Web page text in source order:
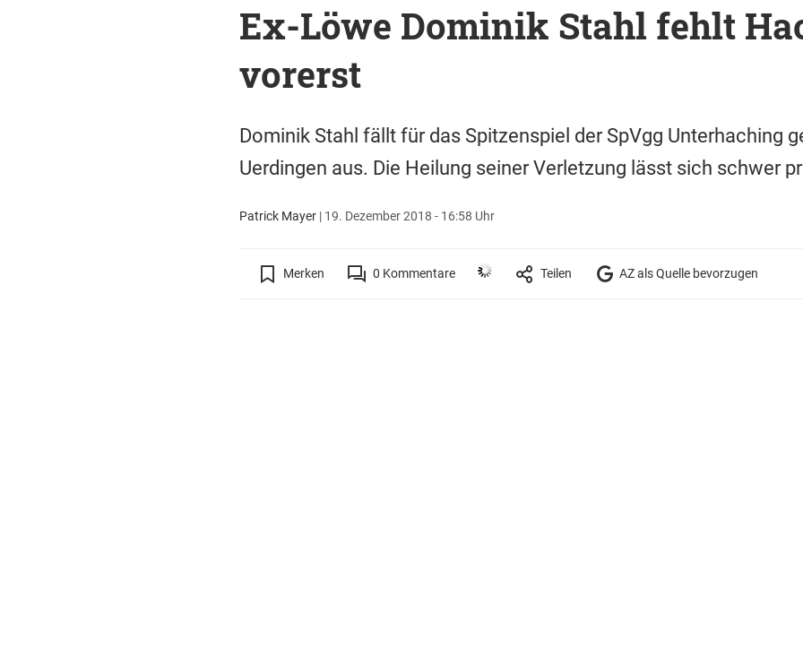
Ex-Löwe Dominik Stahl fehlt
vorerst
Dominik Stahl fällt für das Spitzenspiel der SpVgg Unterhaching
Uerdingen aus. Die Heilung seiner Verletzung lässt sich schwer
Patrick Mayer| 19. Dezember 2018 - 16:58 Uhr
Merken 0 Kommentare Teilen AZ als Quelle bevorzugen